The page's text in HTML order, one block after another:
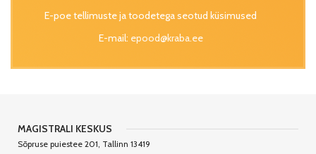
E-poe tellimuste ja toodetega seotud küsimused
E-mail: epood@kraba.ee
MAGISTRALI KESKUS
Sõpruse puiestee 201, Tallinn 13419